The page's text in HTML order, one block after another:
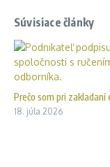
Súvisiace články
Prečo som pri
18. júla 2026